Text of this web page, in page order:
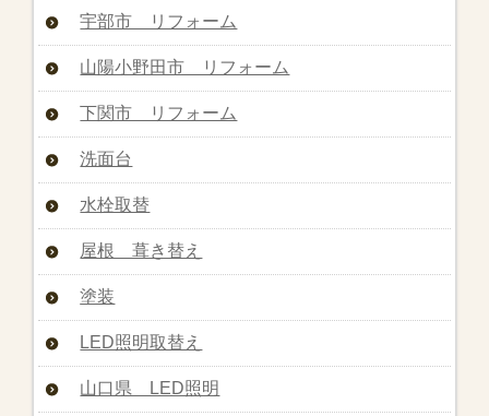
宇部市 リフォーム
山陽小野田市 リフォーム
下関市 リフォーム
洗面台
水栓取替
屋根 葺き替え
塗装
LED照明取替え
山口県 LED照明